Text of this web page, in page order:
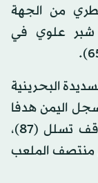
من الجهة
شبر علوي في
البحرينية
على مرماه (75)، ثم سجل اليمن هدفا
ألغي، لأن صاحب التمريرة كان في موقف تسلل (87)،
منتصف الملعب